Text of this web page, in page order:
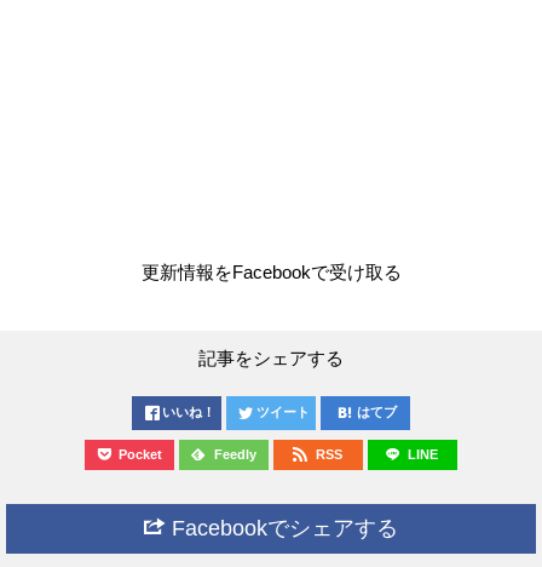
更新情報をFacebookで受け取る
記事をシェアする
いいね！ ツイート はてブ
Pocket Feedly RSS LINE
Facebookでシェアする